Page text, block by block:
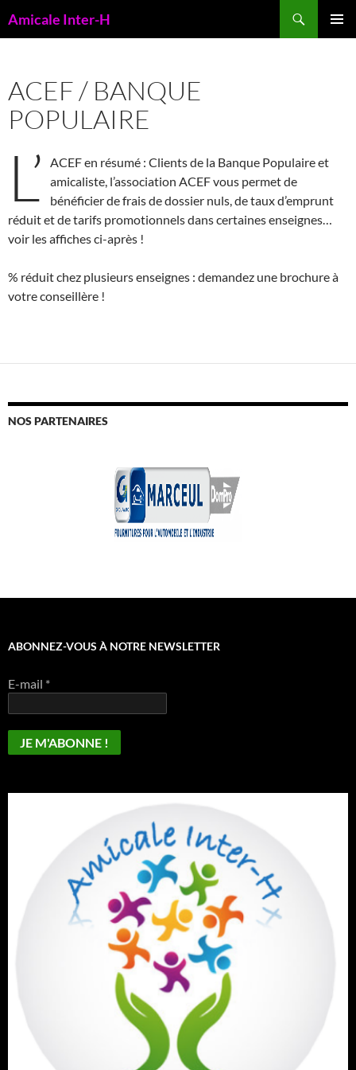
auAmicale Inter-H
ACEF / BANQUE
POPULAIRE
L’
ACEF en résumé : Clients de la Banque Populaire et
amicaliste, l’association ACEF vous permet de
bénéficier de frais de dossier nuls, de taux d’emprunt
réduit et de tarifs promotionnels dans certaines enseignes…
voir les affiches ci-après !
% réduit chez plusieurs enseignes : demandez une brochure à
votre conseillère !
NOS PARTENAIRES
ABONNEZ-VOUS À NOTRE NEWSLETTER
E-mail *